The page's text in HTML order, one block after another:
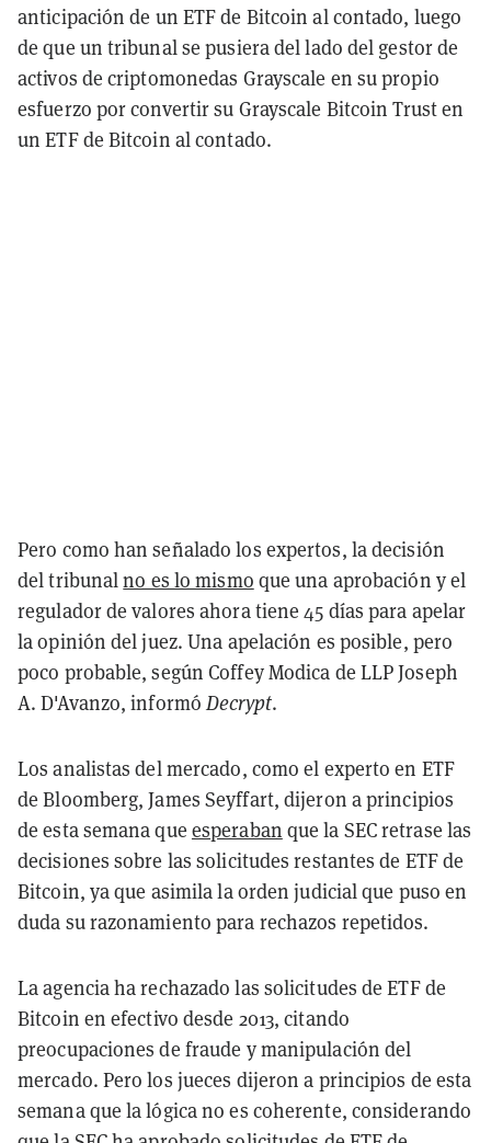
anticipación de un ETF de Bitcoin al contado, luego
de que un tribunal se pusiera del lado del gestor de
activos de criptomonedas Grayscale en su propio
esfuerzo por convertir su Grayscale Bitcoin Trust en
un ETF de Bitcoin al contado.
Pero como han señalado los expertos, la decisión
del tribunalno es lo mismo que una aprobación y el
regulador de valores ahora tiene 45 días para apelar
la opinión del juez. Una apelación es posible, pero
poco probable, según Coffey Modica de LLP Joseph
A. D'Avanzo, informóDecrypt.
Los analistas del mercado, como el experto en ETF
de Bloomberg, James Seyffart, dijeron a principios
de esta semana que esperaban que la SEC retrase las
decisiones sobre las solicitudes restantes de ETF de
Bitcoin, ya que asimila la orden judicial que puso en
duda su razonamiento para rechazos repetidos.
La agencia ha rechazado las solicitudes de ETF de
Bitcoin en efectivo desde 2013, citando
preocupaciones de fraude y manipulación del
mercado. Pero los jueces dijeron a principios de esta
semana que la lógica no es coherente, considerando